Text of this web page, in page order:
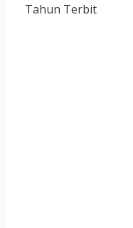
Tahun Terbit